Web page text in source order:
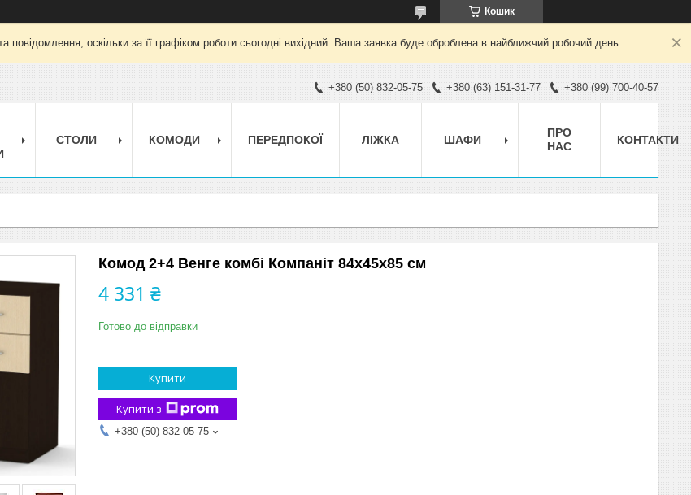
Кошик
оскільки за її графіком роботи сьогодні вихідний. Ваша заявка буде оброблена в найближчий робочий день.
+380 (50) 832-05-75 +380 (63) 151-31-77 +380 (99) 700-40-57
СТОЛИ КОМОДИ ПЕРЕДПОКОЇ ЛІЖКА ШАФИ
ПРО
НАС
КОНТАКТИ
Комод 2+4 Венге комбі Компаніт 84х45х85 см
4 331 ₴
Готово до відправки
Купити
Купити з
+380 (50) 832-05-75